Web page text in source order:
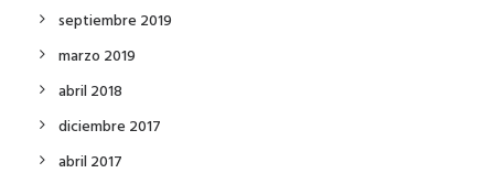
septiembre 2019
marzo 2019
abril 2018
diciembre 2017
abril 2017